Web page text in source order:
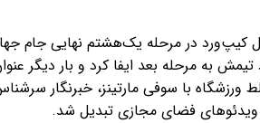
مرحله بعد ایفا کرد و بار دیگر
با سوفی مارتینز، خبرنگار
ویدئوهای فضای مجازی تبدیل شد.